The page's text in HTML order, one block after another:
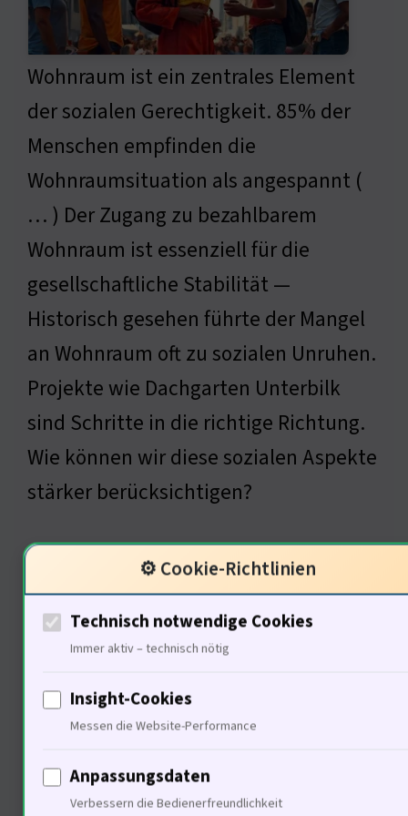
Wohnraum ist ein zentrales Element
der sozialen Gerechtigkeit. 85% der
Menschen empfinden die
Wohnraumsituation als angespannt (
… ) Der Zugang zu bezahlbarem
Wohnraum ist essenziell für die
gesellschaftliche Stabilität —
Historisch gesehen führte der Mangel
an Wohnraum oft zu sozialen Unruhen.
Projekte wie Dachgarten Unterbilk
sind Schritte in die richtige Richtung.
Wie können wir diese sozialen Aspekte
stärker berücksichtigen?
Psychologische Aspekte des
Wohnens
⚙️ Cookie-Richtlinien
Technisch notwendige Cookies
Immer aktiv – technisch nötig
Insight-Cookies
Messen die Website-Performance
Anpassungsdaten
Verbessern die Bedienerfreundlichkeit